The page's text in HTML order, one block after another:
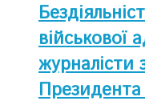
військової
журналісти